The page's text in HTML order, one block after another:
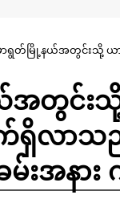
ရွတ်မြို့နယ်အတွင်းသို့ ယာယီ
တွင်းသို့
က်ရှိလာ
းအနား